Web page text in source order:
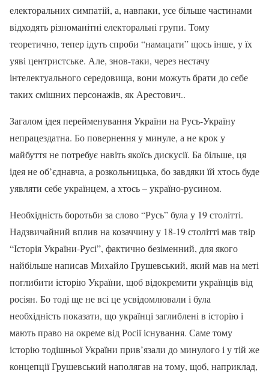
електоральних симпатій, а, навпаки, усе більше частинами
відходять різноманітні електоральні групи. Тому
теоретично, тепер ідуть спроби “намацати” щось інше, у їх
уяві центристське. Але, знов-таки, через нестачу
інтелектуального середовища, вони можуть брати до себе
таких смішних персонажів, як Арестович..
Загалом ідея перейменування України на Русь-Україну
непрацездатна. Бо повернення у минуле, а не крок у
майбуття не потребує навіть якоїсь дискусії. Ба більше, ця
ідея не об’єднавча, а розкольницька, бо завдяки їй хтось буде
уявляти себе українцем, а хтось – україно-русином.
Необхідність боротьби за слово “Русь” була у 19 столітті.
Надзвичайний вплив на козаччину у 18-19 столітті мав твір
“Історія України-Русі”, фактично безіменний, для якого
найбільше написав Михайло Грушевський, який мав на меті
поглибити історію України, щоб відокремити українців від
росіян. Бо тоді ще не всі це усвідомлювали і була
необхідність показати, що українці заглиблені в історію і
мають право на окреме від Росії існування. Саме тому
історію тодішньої України прив’язали до минулого і у тій же
концепції Грушевський наполягав на тому, щоб, наприклад,